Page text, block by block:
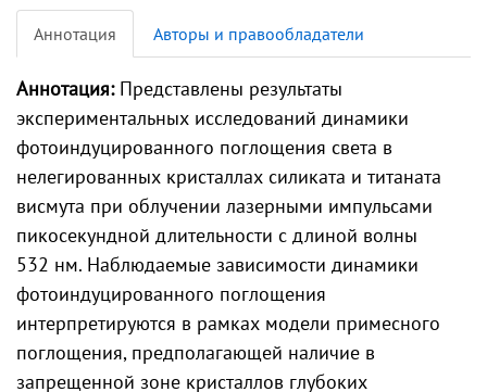
Аннотация Авторы и правообладатели
Аннотация:Представлены результаты
экспериментальных исследований динамики
фотоиндуцированного поглощения света в
нелегированных кристаллах силиката и титаната
висмута при облучении лазерными импульсами
пикосекундной длительности с длиной волны
532 нм. Наблюдаемые зависимости динамики
фотоиндуцированного поглощения
интерпретируются в рамках модели примесного
поглощения, предполагающей наличие в
запрещенной зоне кристаллов глубоких